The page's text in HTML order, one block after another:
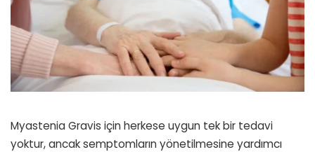
Myastenia Gravis için herkese uygun tek bir tedavi
yoktur, ancak semptomların yönetilmesine yardımcı